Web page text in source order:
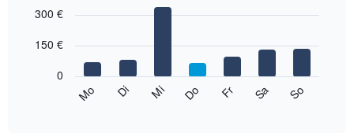
Achse,
chart
bars.
graphic.
Mo Di Mi Do Fr Sa So
0
150 €
300 €